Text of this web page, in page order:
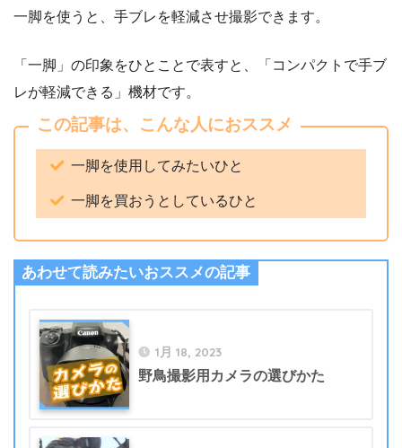
一脚を使うと、手ブレを軽減させ撮影できます。
「一脚」の印象をひとことで表すと、「コンパクトで手ブ
レが軽減できる」機材です。
この記事は、こんな人におススメ
一脚を使用してみたいひと
一脚を買おうとしているひと
あわせて読みたいおススメの記事
1月 18, 2023
野鳥撮影用カメラの選びかた